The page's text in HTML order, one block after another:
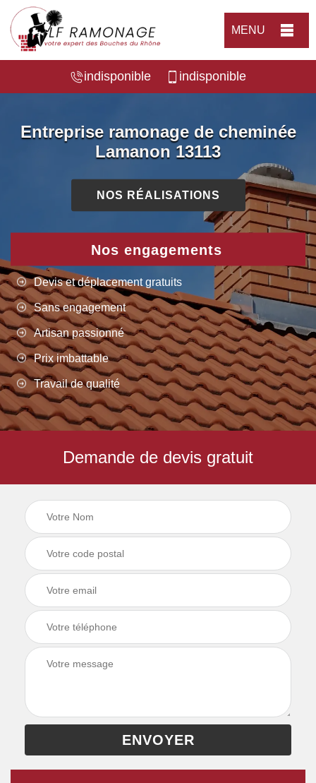
MENU
indisponible indisponible
Entreprise ramonage de cheminée
Lamanon 13113
NOS RÉALISATIONS
Nos engagements
Devis et déplacement gratuits
Sans engagement
Artisan passionné
Prix imbattable
Travail de qualité
Demande de devis gratuit